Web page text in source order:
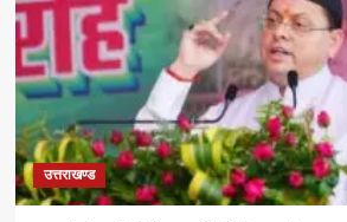
उत्तराखण्ड